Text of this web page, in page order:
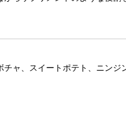
ャ、スイートポテト、ニン